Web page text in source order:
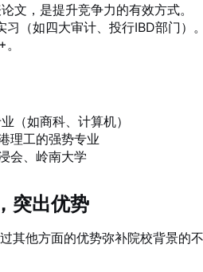
文，是提升竞争力的有效方式。
（如四大审计、投行IBD部门）。
（如商科、计算机）
理工的强势专业
会、岭南大学
突出优势
其他方面的优势弥补院校背景的不